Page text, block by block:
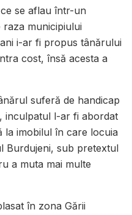
se aflau într-un
municipiului
i-ar fi propus tânărului
cost, însă acesta a
suferă de handicap
inculpatul l-ar fi abordat
la imobilul în care locuia
Burdujeni, sub pretextul
a muta mai multe
în zona Gării